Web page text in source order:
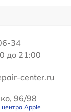
34
до 21:00
center.ru
96/98
Apple